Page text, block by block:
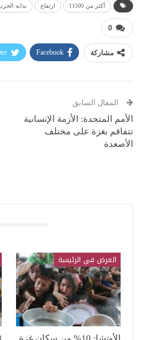
أكثر من 11500 ارتفاع بدايه
0
مشاركة Facebook
المقال السابق
الأمم المتحدة: الأزمة الإنسانية
تتفاقم بغزة على مختلف
الأصعدة
العرض في الرئيسة
الأوتشا: 10% من سكان غزة